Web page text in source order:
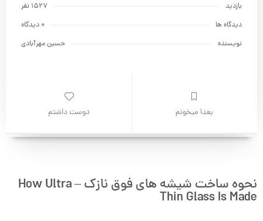
بازدید
1527 نفر
دیدگاه ها
0 دیدگاه
نویسنده
حسین مهرآبادی
بعدا میخونم دوست داشتم
نحوه ساخت شیشه‌ های فوق نازک – How Ultra
Thin Glass Is Made